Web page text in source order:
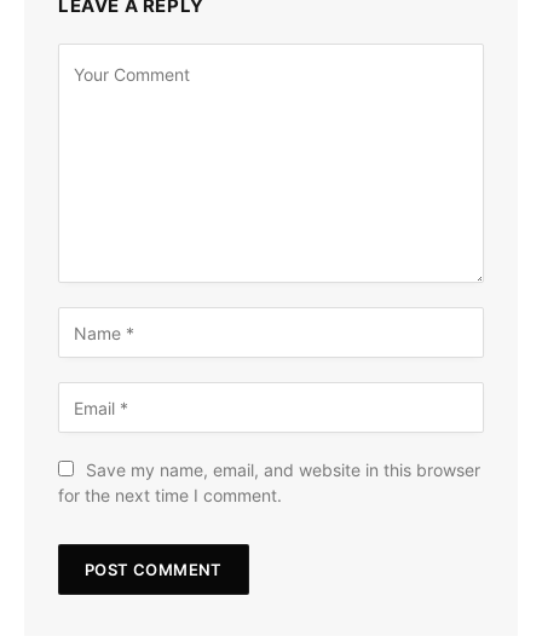
LEAVE A REPLY
Save my name, email, and website in this browser
for the next time I comment.